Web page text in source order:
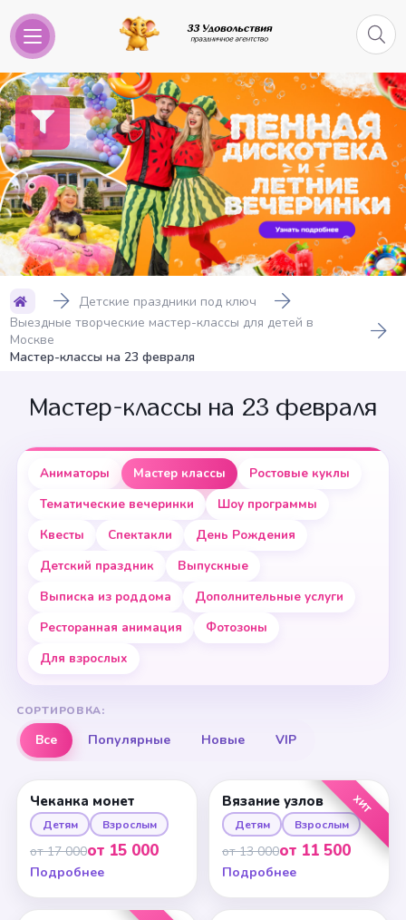
Детские праздники под ключ
Выездные творческие мастер-классы для детей в
Москве
Мастер-классы на 23 февраля
Мастер-классы на 23 февраля
Аниматоры Мастер классы
Ростовые куклы
Тематические вечеринки
Шоу программы
Квесты
Спектакли
День Рождения
Детский праздник
Выпускные
Выписка из роддома
Дополнительные услуги
Ресторанная анимация
Фотозоны
Для взрослых
СОРТИРОВКА:
Все Популярные Новые VIP
Чеканка монет
Детям Взрослым
от 17 000от 15 000
Подробнее
ХИТ
Вязание узлов
Детям Взрослым
от 13 000от 11 500
Подробнее